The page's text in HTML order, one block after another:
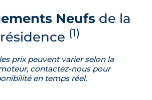
Neufsde la
résidence (1)
prix peuvent varier selon la
contactez-nous pour
en temps réel.